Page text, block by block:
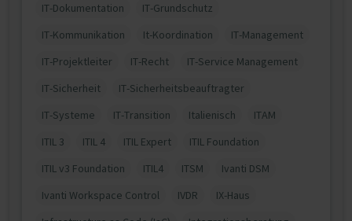
IT-Dokumentation
IT-Grundschutz
IT-Kommunikation
It-Koordination
IT-Management
IT-Projektleiter
IT-Recht
IT-Service Management
IT-Sicherheit
IT-Sicherheitsbeauftragter
IT-Systeme
IT-Transition Italienisch
ITAM
ITIL 3
ITIL 4 ITIL Expert
ITIL Foundation
ITIL v3 Foundation
ITIL4 ITSM
Ivanti DSM
Ivanti Workspace Control
IVDR
IX-Haus